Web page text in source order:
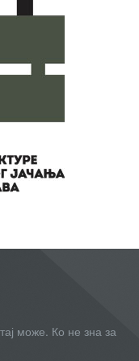
може. Ко не зна за